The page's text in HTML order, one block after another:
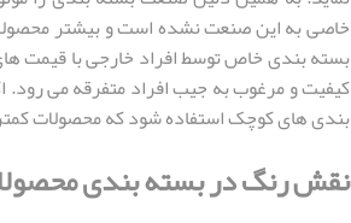
خاصی به این صنعت نشده است و بیشتر
بسته بندی خاص توسط افراد خارجی با قیمت
کیفیت و مرغوب به جیب افراد متفرقه می
بندی های کوچک استفاده شود که محصولات
نقش رنگ در بسته بندی